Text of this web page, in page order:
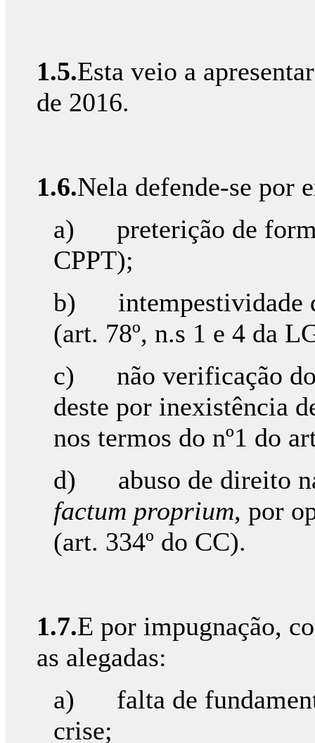
1.5.Esta veio a
de 2016.
1.6.Nela defende-se por
a) preterição de
CPPT);
b) intempestividade
(art. 78º, n.s 1 e 4 da
c) não verificação
deste por inexistência
nos termos do nº1 do
d) abuso de direito
factum proprium, por
(art. 334º do CC).
1.7.E por impugnação,
as alegadas:
a) falta de
crise;